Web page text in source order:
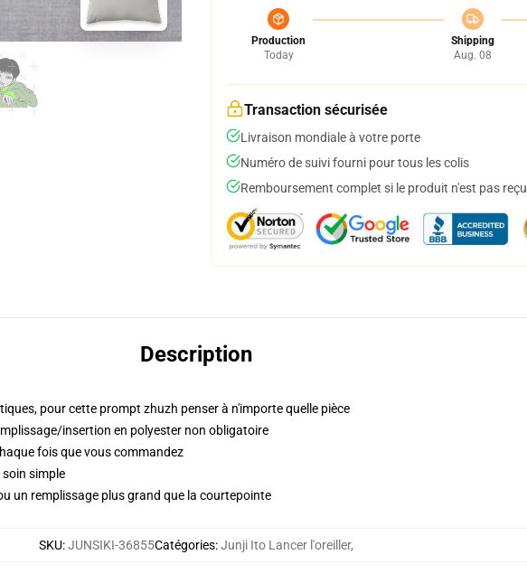
Production
Today
Shipping
Aug. 08
Transaction sécurisée
Livraison mondiale à votre porte
Numéro de suivi fourni pour tous les colis
Remboursement complet si le produit n'est pas reçu
Description
pour cette prompt zhuzh penser à n'importe quelle pièce
insertion en polyester non obligatoire
fois que vous commandez
simple
un remplissage plus grand que la courtepointe
SKU:JUNSIKI-36855Catégories:Junji Ito Lancer l'oreiller,